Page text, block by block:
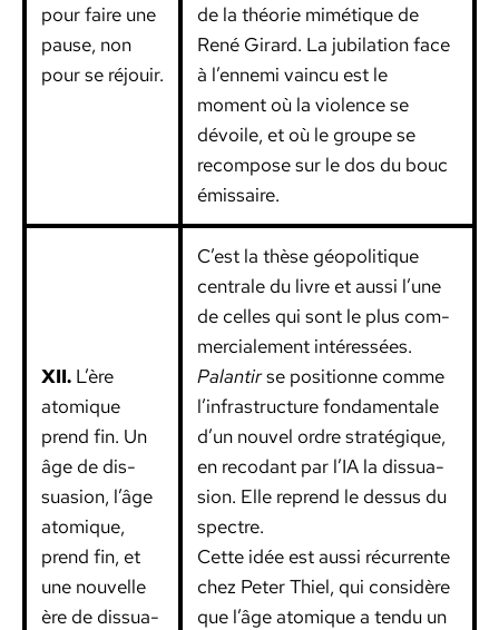
pour faire une
pause, non
pour se réjouir.
de la théorie mimé­tique de
René Girard. La jubi­la­tion face
à l’ennemi vain­cu est le
moment où la vio­lence se
dévoile, et où le groupe se
recom­pose sur le dos du bouc
émis­saire.
XII.L’ère
atom­ique
prend fin. Un
âge de dis­
sua­sion, l’âge
atom­ique,
prend fin, et
une nou­velle
ère de dis­sua­
C’est la thèse géopoli­tique
cen­trale du livre et aus­si l’une
de celles qui sont le plus com­
mer­ciale­ment intéressées.
Palan­tirse posi­tionne comme
l’infrastructure fon­da­men­tale
d’un nou­v­el ordre stratégique,
en reco­dant par l’IA la dis­sua­
sion. Elle reprend le dessus du
spec­tre.
Cette idée est aus­si récur­rente
chez Peter Thiel, qui con­sid­ère
que l’âge atom­ique a ten­du un